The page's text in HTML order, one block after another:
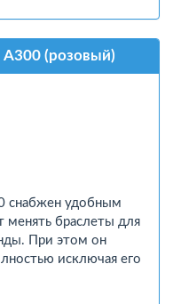
(розовый)
снабжен удобным
менять браслеты для
При этом он
исключая его